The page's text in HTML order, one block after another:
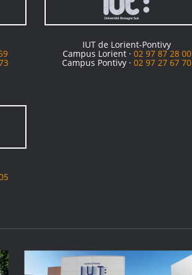
IUT de Lorient-Pontivy
Campus Lorient · 02 97 87 28 00
Campus Pontivy ·02 97 27 67 70